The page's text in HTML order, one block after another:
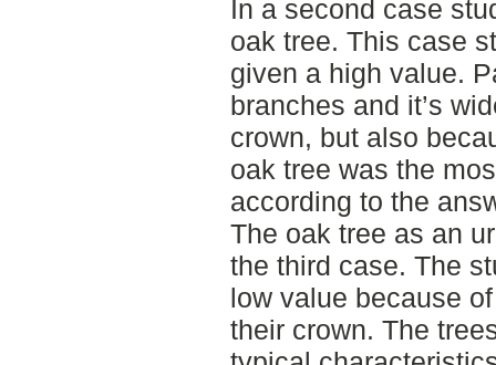
In a second case
oak tree. This case
given a high value.
branches and it’s
crown, but also
oak tree was the
according to the
The oak tree as an
the third case. The
low value because
their crown. The